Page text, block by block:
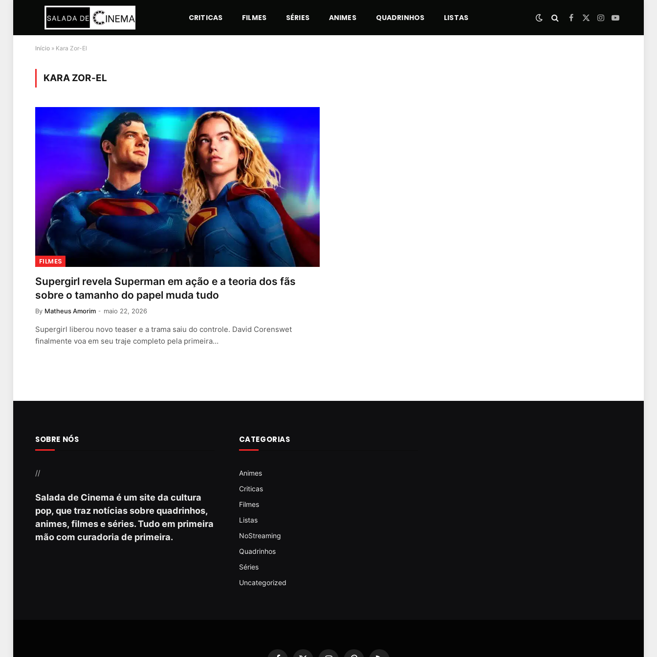
CRITICAS FILMES SÉRIES ANIMES QUADRINHOS LISTAS Facebook
X
Instagram
YouTube
Início » Kara Zor-El
KARA ZOR-EL
FILMES
Supergirl revela Superman em ação e a teoria dos fãs
sobre o tamanho do papel muda tudo
By Matheus Amorim maio 22, 2026
Supergirl liberou novo teaser e a trama saiu do controle. David Corenswet
finalmente voa em seu traje completo pela primeira…
SOBRE NÓS
//
Salada de Cinema é um site da cultura
pop, que traz notícias sobre quadrinhos,
animes, filmes e séries. Tudo em primeira
mão com curadoria de primeira.
CATEGORIAS
Animes
Criticas
Filmes
Listas
NoStreaming
Quadrinhos
Séries
Uncategorized